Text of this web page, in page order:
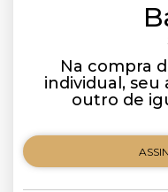
Na compra
individual,
outro de